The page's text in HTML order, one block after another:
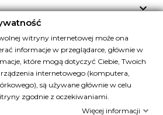

keyboard_arrow_down
witryny internetowej może ona
informacje w przeglądarce, głównie w
które mogą dotyczyć Ciebie, Twoich
internetowego (komputera,
są używane głównie w celu
zgodnie z oczekiwaniami.
Więcej informacji